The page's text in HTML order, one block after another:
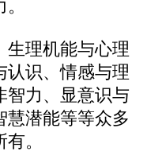
生理机能与心理
认识、情感与理
智力、显意识与
慧潜能等等众多
。